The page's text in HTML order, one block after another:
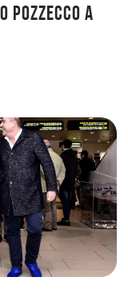
Pozzecco a